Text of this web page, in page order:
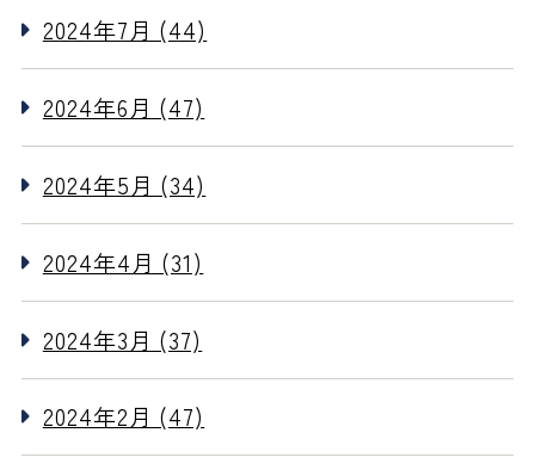
2024年7月 (44)
2024年6月 (47)
2024年5月 (34)
2024年4月 (31)
2024年3月 (37)
2024年2月 (47)